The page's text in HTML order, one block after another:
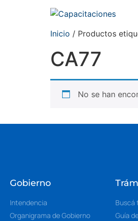
Inicio / Productos
CA77
No se han
Gobierno
Intendencia
Organigrama de Gobierno
Buscá
Guía